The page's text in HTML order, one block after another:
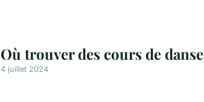
Où trouver des cours de
4 juillet 2024